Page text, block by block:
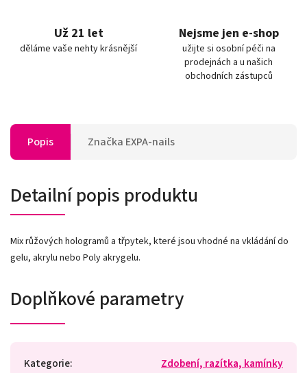
Už 21 let
děláme vaše nehty krásnější
Nejsme jen e-shop
užijte si osobní péči na
prodejnách a u našich
obchodních zástupců
Popis Značka EXPA-nails
Detailní popis produktu
Mix růžových hologramů a třpytek, které jsou vhodné na vkládání do
gelu, akrylu nebo Poly akrygelu.
Doplňkové parametry
Kategorie: Zdobení, razítka, kamínky